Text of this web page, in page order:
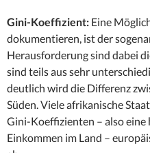
Gini-Koeffizient: Eine
dokumentieren, ist der
Herausforderung sind dabei
sind teils aus sehr
deutlich wird die Differenz
Süden. Viele afrikanische
Gini-Koeffizienten – also eine
Einkommen im Land –